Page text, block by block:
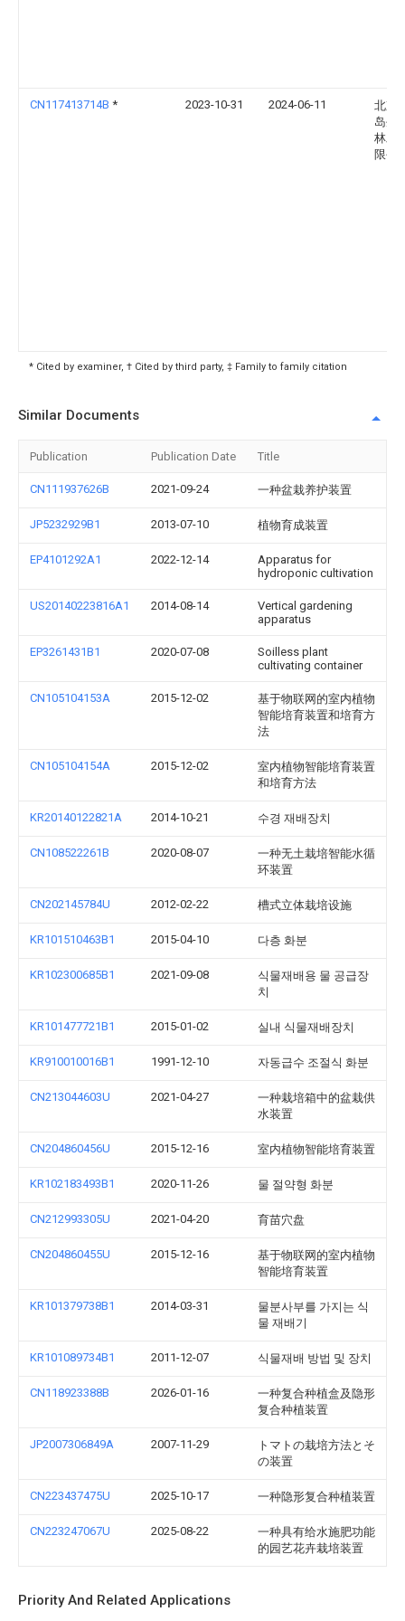
CN117413714B * 2023-10-31 2024-06-11
北京
岛生
林发
限公
* Cited by examiner, † Cited by third party, ‡ Family to family citation
Similar Documents
Publication Publication Date Title
CN111937626B 2021-09-24 一种盆栽养护装置
JP5232929B1 2013-07-10 植物育成装置
EP4101292A1 2022-12-14
Apparatus for
hydroponic cultivation
US20140223816A1 2014-08-14
Vertical gardening
apparatus
EP3261431B1 2020-07-08
Soilless plant
cultivating container
CN105104153A 2015-12-02
基于物联网的室内植物
智能培育装置和培育方
法
CN105104154A 2015-12-02
室内植物智能培育装置
和培育方法
KR20140122821A 2014-10-21 수경 재배장치
CN108522261B 2020-08-07
一种无土栽培智能水循
环装置
CN202145784U 2012-02-22 槽式立体栽培设施
KR101510463B1 2015-04-10 다층 화분
KR102300685B1 2021-09-08
식물재배용 물 공급장
치
KR101477721B1 2015-01-02 실내 식물재배장치
KR910010016B1 1991-12-10 자동급수 조절식 화분
CN213044603U 2021-04-27
一种栽培箱中的盆栽供
水装置
CN204860456U 2015-12-16 室内植物智能培育装置
KR102183493B1 2020-11-26 물 절약형 화분
CN212993305U 2021-04-20 育苗穴盘
CN204860455U 2015-12-16
基于物联网的室内植物
智能培育装置
KR101379738B1 2014-03-31
물분사부를 가지는 식
물 재배기
KR101089734B1 2011-12-07 식물재배 방법 및 장치
CN118923388B 2026-01-16
一种复合种植盒及隐形
复合种植装置
JP2007306849A 2007-11-29
トマトの栽培方法とそ
の装置
CN223437475U 2025-10-17 一种隐形复合种植装置
CN223247067U 2025-08-22
一种具有给水施肥功能
的园艺花卉栽培装置
Priority And Related Applications